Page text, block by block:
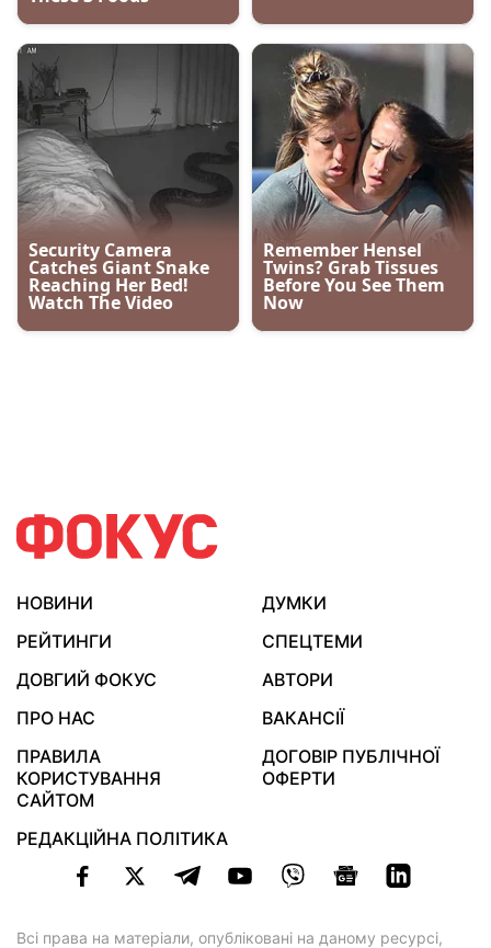
НОВИНИ
ДУМКИ
РЕЙТИНГИ
СПЕЦТЕМИ
ДОВГИЙ ФОКУС
АВТОРИ
ПРО НАС
ВАКАНСІЇ
ПРАВИЛА
КОРИСТУВАННЯ
САЙТОМ
ДОГОВІР ПУБЛІЧНОЇ
ОФЕРТИ
РЕДАКЦІЙНА ПОЛІТИКА
Всі права на матеріали, опубліковані на даному ресурсі,